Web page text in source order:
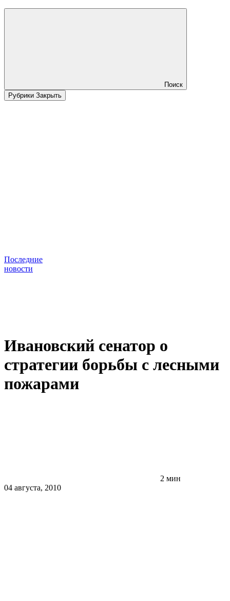
Поиск
Рубрики Закрыть
Последние
новости
Ивановский сенатор о
стратегии борьбы с лесными
пожарами
2 мин
04 августа, 2010